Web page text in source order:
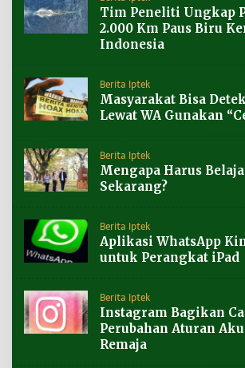
Tim Peneliti Ungkap
2.000 Km Paus Biru
Indonesia
Berita Iptek
Masyarakat Bisa
Lewat WA Gunakan
Berita Iptek
Mengapa Harus
Sekarang?
Berita Iptek
Aplikasi WhatsApp
untuk Perangkat iPad
Berita Iptek
Instagram Bagikan
Perubahan Aturan
Remaja